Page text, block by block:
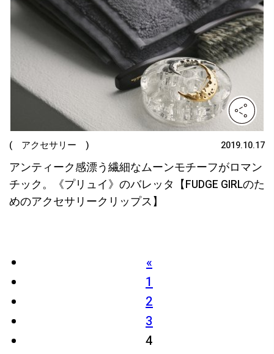
( アクセサリー ) 2019.10.17
アンティーク感漂う繊細なムーンモチーフがロマン
チック。《プリュイ》のバレッタ【FUDGE GIRLのた
めのアクセサリークリップス】
«
1
2
3
4